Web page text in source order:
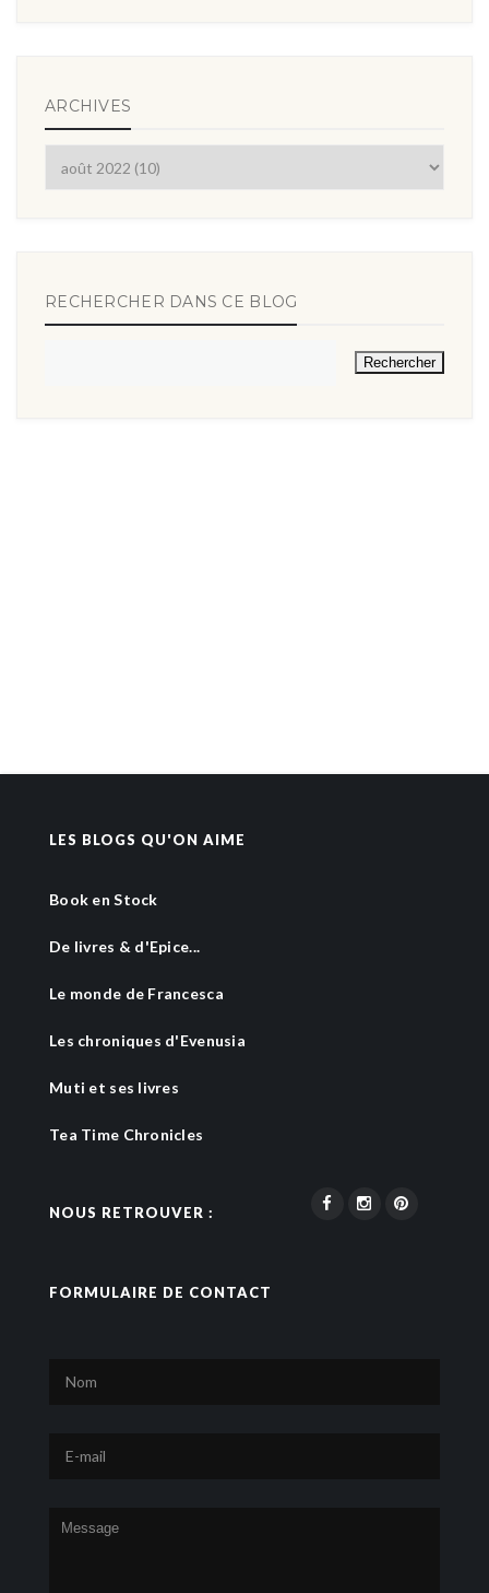
ARCHIVES
RECHERCHER DANS CE BLOG
LES BLOGS QU'ON AIME
Book en Stock
De livres & d'Epice...
Le monde de Francesca
Les chroniques d'Evenusia
Muti et ses livres
Tea Time Chronicles
NOUS RETROUVER :
FORMULAIRE DE CONTACT